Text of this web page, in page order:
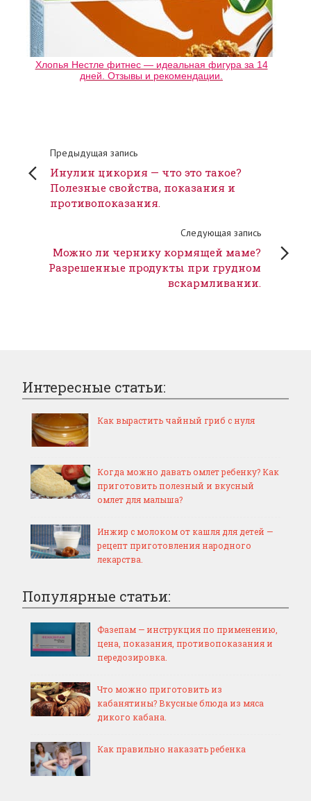
Хлопья Нестле фитнес — идеальная фигура за 14
дней. Отзывы и рекомендации.
Предыдущая запись
Инулин цикория — что это такое?
Полезные свойства, показания и
противопоказания.
Следующая запись
Можно ли чернику кормящей маме?
Разрешенные продукты при грудном
вскармливании.
Интересные статьи:
Как вырастить чайный гриб с нуля
Когда можно давать омлет ребенку? Как
приготовить полезный и вкусный
омлет для малыша?
Инжир с молоком от кашля для детей —
рецепт приготовления народного
лекарства.
Популярные статьи:
Фазепам — инструкция по применению,
цена, показания, противопоказания и
передозировка.
Что можно приготовить из
кабанятины? Вкусные блюда из мяса
дикого кабана.
Как правильно наказать ребенка